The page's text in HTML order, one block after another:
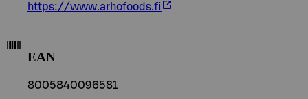
https://www.arhofoods.fi
EAN
8005840096581